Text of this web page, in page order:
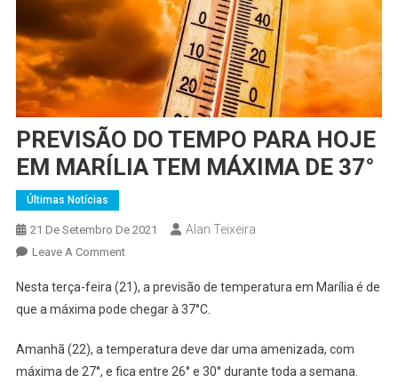
PREVISÃO DO TEMPO PARA HOJE
EM MARÍLIA TEM MÁXIMA DE 37°
Últimas Notícias
21 De Setembro De 2021 Alan Teixeira
Leave A CommentOn
DO
TEMPO
HOJE
EM
Nesta terça-feira (21), a previsão de temperatura em Marília é de
que a máxima pode chegar à 37°C.
Amanhã (22), a temperatura deve dar uma amenizada, com
máxima de 27°, e fica entre 26° e 30° durante toda a semana.